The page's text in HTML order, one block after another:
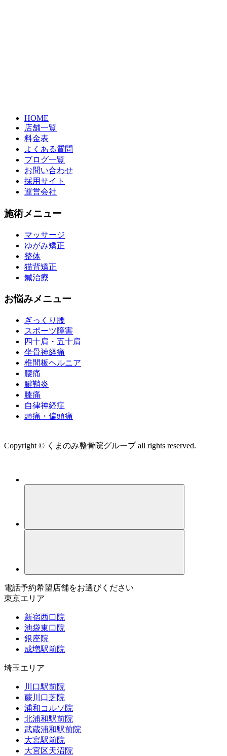
HOME
店舗一覧
料金表
よくある質問
ブログ一覧
お問い合わせ
採用サイト
運営会社
施術メニュー
マッサージ
ゆがみ矯正
整体
猫背矯正
鍼治療
お悩みメニュー
ぎっくり腰
スポーツ障害
四十肩・五十肩
坐骨神経痛
椎間板ヘルニア
腰痛
腱鞘炎
膝痛
自律神経症
頭痛・偏頭痛
Copyright © くまのみ整骨院グループ all rights reserved.
電話予約希望店舗をお選びください
東京エリア
新宿西口院
池袋東口院
銀座院
成増駅前院
埼玉エリア
川口駅前院
蕨川口芝院
浦和コルソ院
北浦和駅前院
武蔵浦和駅前院
大宮駅前院
大宮区天沼院